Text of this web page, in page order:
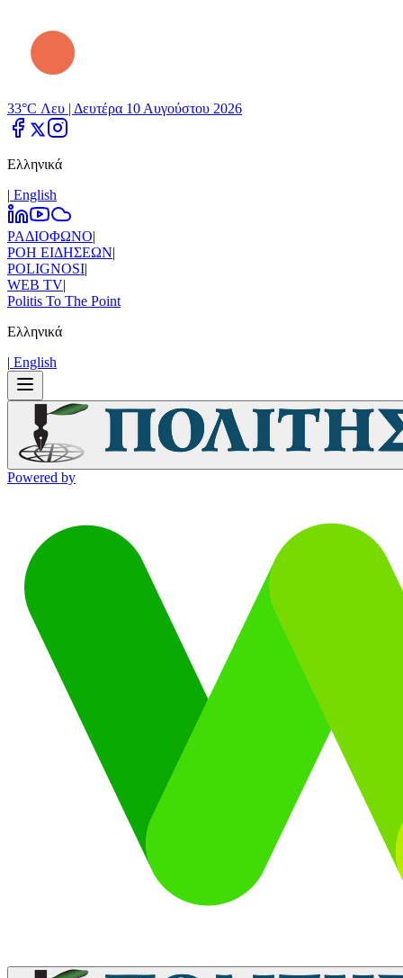
33°C Λευ | Δευτέρα 10 Αυγούστου 2026
Ελληνικά
| Εnglish
ΡΑΔΙΟΦΩΝΟ|
ΡΟΗ ΕΙΔΗΣΕΩΝ|
POLIGNOSI|
WEB TV|
Politis To The Point
Ελληνικά
| Εnglish
Powered by